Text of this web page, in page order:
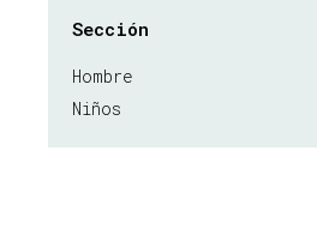
Sección
Hombre
Niños